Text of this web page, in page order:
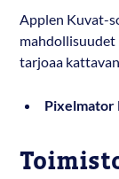
Applen Kuvat-
mahdollisuudet
tarjoaa
Pixelmator